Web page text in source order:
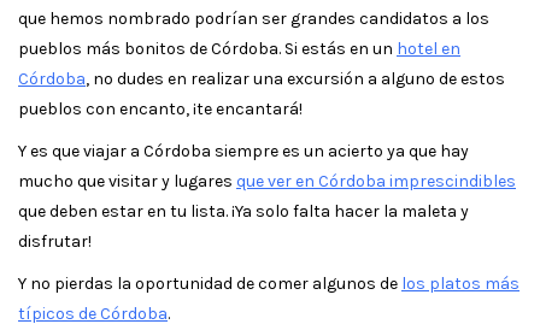
que hemos nombrado podrían ser grandes candidatos a los
pueblos más bonitos de Córdoba. Si estás en un hotel en
Córdoba, no dudes en realizar una excursión a alguno de estos
pueblos con encanto, ¡te encantará!
Y es que viajar a Córdoba siempre es un acierto ya que hay
mucho que visitar y lugares que ver en Córdoba imprescindibles
que deben estar en tu lista. ¡Ya solo falta hacer la maleta y
disfrutar!
Y no pierdas la oportunidad de comer algunos de los platos más
típicos de Córdoba.